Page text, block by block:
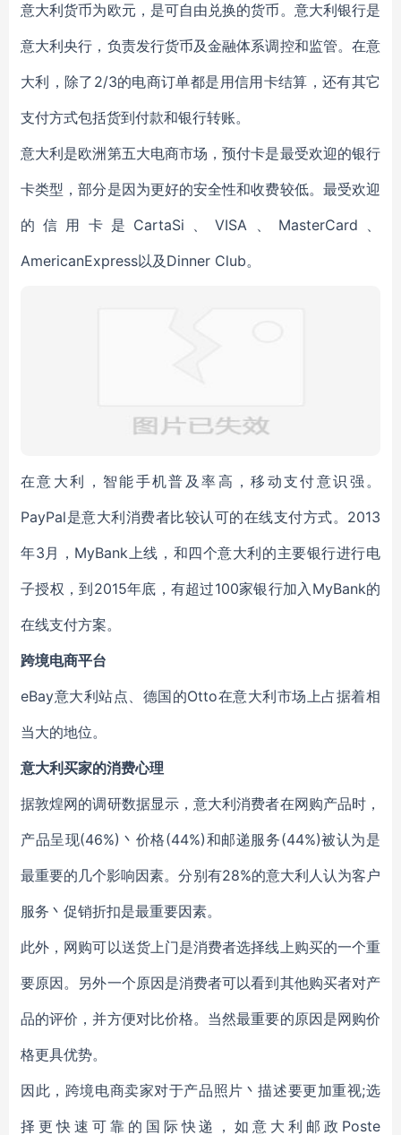
意大利货币为欧元，是可自由兑换的货币。意大利银行是
意大利央行，负责发行货币及金融体系调控和监管。在意
大利，除了2/3的电商订单都是用信用卡结算，还有其它
支付方式包括货到付款和银行转账。
意大利是欧洲第五大电商市场，预付卡是最受欢迎的银行
卡类型，部分是因为更好的安全性和收费较低。最受欢迎
的信用卡是CartaSi、VISA、MasterCard、
AmericanExpress以及Dinner Club。
在意大利，智能手机普及率高，移动支付意识强。
PayPal是意大利消费者比较认可的在线支付方式。2013
年3月，MyBank上线，和四个意大利的主要银行进行电
子授权，到2015年底，有超过100家银行加入MyBank的
在线支付方案。
跨境电商平台
eBay意大利站点、德国的Otto在意大利市场上占据着相
当大的地位。
意大利买家的消费心理
据敦煌网的调研数据显示，意大利消费者在网购产品时，
产品呈现(46%)丶价格(44%)和邮递服务(44%)被认为是
最重要的几个影响因素。分别有28%的意大利人认为客户
服务丶促销折扣是最重要因素。
此外，网购可以送货上门是消费者选择线上购买的一个重
要原因。另外一个原因是消费者可以看到其他购买者对产
品的评价，并方便对比价格。当然最重要的原因是网购价
格更具优势。
因此，跨境电商卖家对于产品照片丶描述要更加重视;选
择更快速可靠的国际快递，如意大利邮政Poste